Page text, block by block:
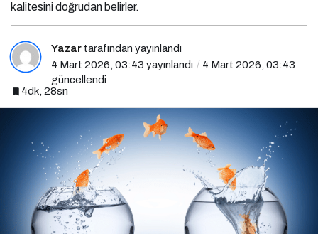
kalitesini doğrudan belirler.
Yazar tarafından yayınlandı
4 Mart 2026, 03:43 yayınlandı
4 Mart 2026, 03:43
güncellendi
4dk, 28sn